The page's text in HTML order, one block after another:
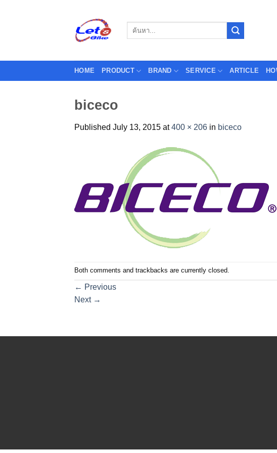
Search
HOME PRODUCT BRAND SERVICE ARTICLE
biceco
Published July 13, 2015 at400 × 206 in biceco
Both comments and trackbacks are currently closed.
← Previous
Next →